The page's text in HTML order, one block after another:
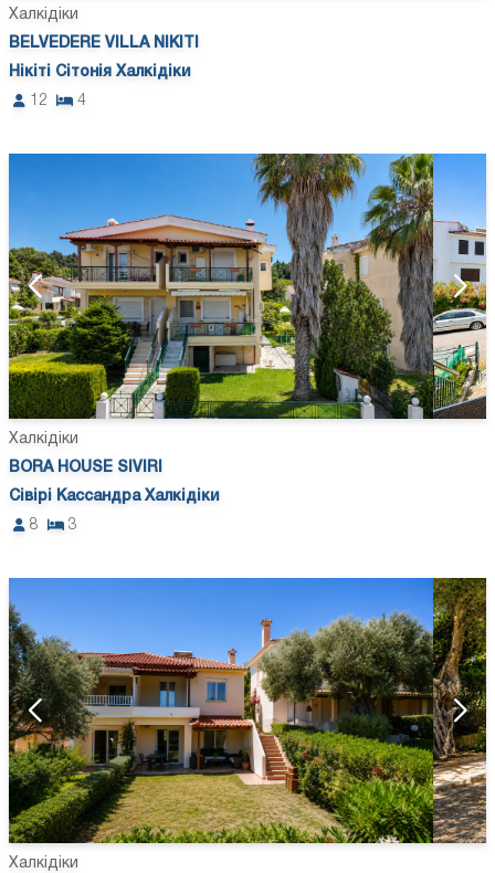
Халкідіки
BELVEDERE VILLA NIKITI
Нікіті Сітонія Халкідіки
12
4
Халкідіки
BORA HOUSE SIVIRI
Сівірі Кассандра Халкідіки
8
3
Халкідіки